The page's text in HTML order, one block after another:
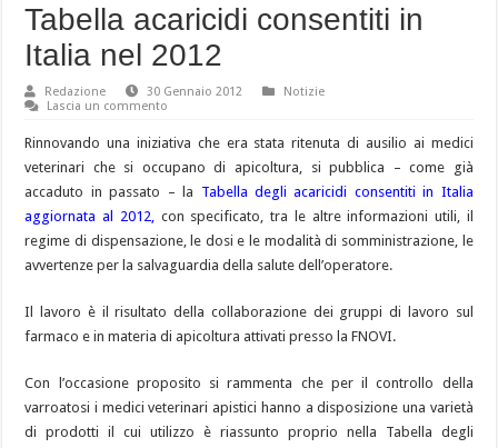
Tabella acaricidi consentiti in
Italia nel 2012
Redazione 30 Gennaio 2012
Notizie
Lascia un commento
Rinnovando una iniziativa che era stata ritenuta di ausilio ai medici
veterinari che si occupano di apicoltura, si pubblica – come già
accaduto in passato – la Tabella degli acaricidi consentiti in Italia
aggiornata al 2012,
con specificato, tra le altre informazioni utili, il
regime di dispensazione, le dosi e le modalità di somministrazione, le
avvertenze per la salvaguardia della salute dell’operatore.
Il lavoro è il risultato della collaborazione dei gruppi di lavoro sul
farmaco e in materia di apicoltura attivati presso la FNOVI.
Con l’occasione proposito si rammenta che per il controllo della
varroatosi i medici veterinari apistici hanno a disposizione una varietà
di prodotti il cui utilizzo è riassunto proprio nella Tabella degli